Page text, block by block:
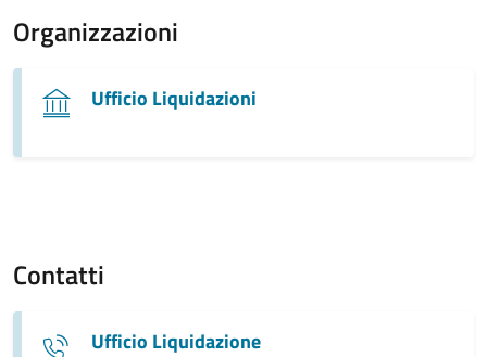
Organizzazioni
Ufficio Liquidazioni
Contatti
Ufficio Liquidazione